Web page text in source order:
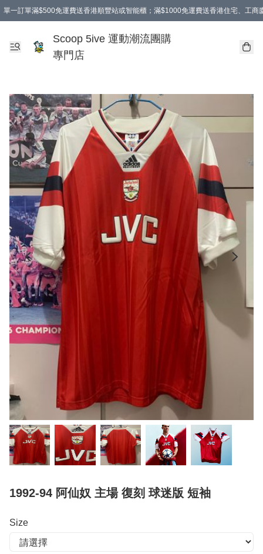
單一訂單滿$500免運費送香港順豐站或智能櫃；滿$1000免運費送香港住宅、工商
Scoop 5ive 運動潮流團購
專門店
1992-94 阿仙奴 主場 復刻 球迷版 短袖
Size